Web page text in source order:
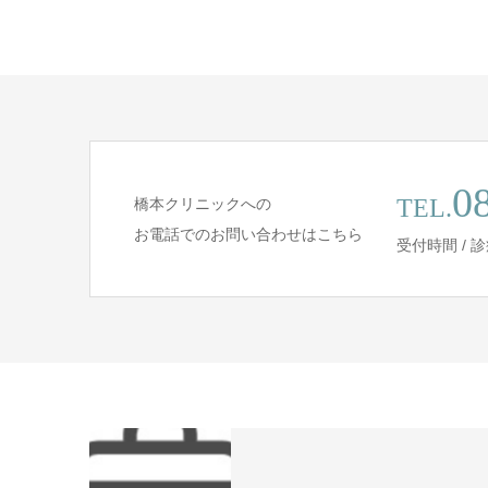
橋本クリニックへの
お電話でのお問い合わせはこちら
TEL.
受付時間 / 診